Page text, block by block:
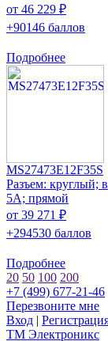
от 46 229 ₽
+90146 баллов
Подробнее
MS27473E12F35S
Разъем: круглый;
5А; прямой
от 39 271 ₽
+294530 баллов
Подробнее
20 50 100 200
+7 (499) 677-21-46
Перезвоните мне
Вход |
TM Электроникс